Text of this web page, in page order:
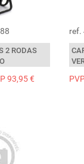
2 RODAS
93,95 €
ref.